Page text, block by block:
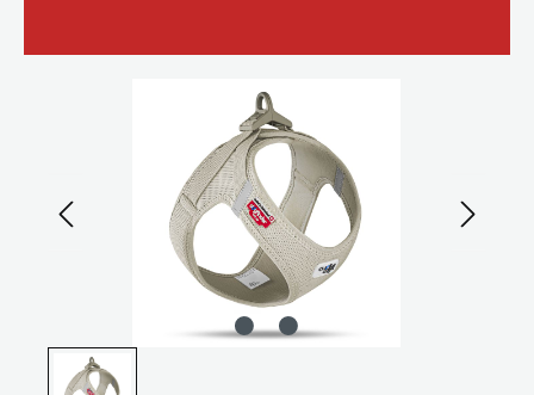
Bildergalerie überspringen